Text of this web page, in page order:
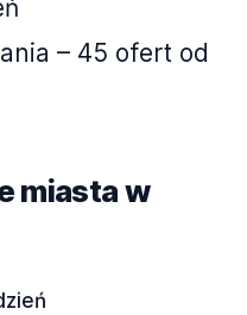
– 45 ofert od
miasta w